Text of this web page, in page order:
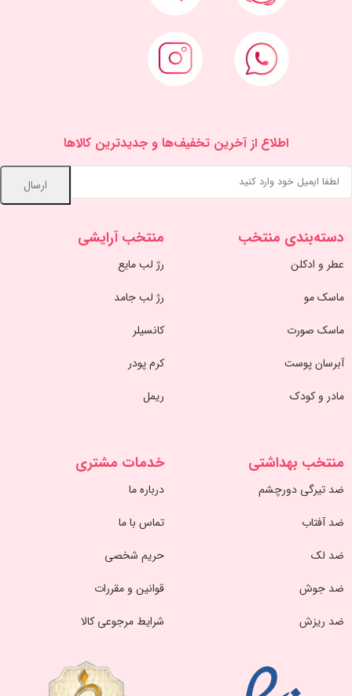
اطلاع از آخرین تخفیف‌ها و جدیدترین کالاها
دسته‌بندی منتخب
عطر و ادکلن
ماسک مو
ماسک صورت
آبرسان پوست
مادر و کودک
منتخب آرایشی
رژ لب مایع
رژ لب جامد
کانسیلر
کرم پودر
ریمل
منتخب بهداشتی
ضد تیرگی دورچشم
ضد آفتاب
ضد لک
ضد جوش
ضد ریزش
خدمات مشتری
درباره ما
تماس با ما
حریم شخصی
قوانین و مقررات
شرایط مرجوعی کالا